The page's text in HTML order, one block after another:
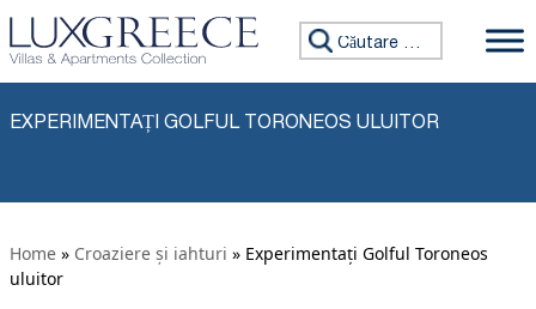
Sari la conținut
Caută:
EXPERIMENTAȚI GOLFUL TORONEOS ULUITOR
Home » Croaziere și iahturi » Experimentați Golful Toroneos
uluitor